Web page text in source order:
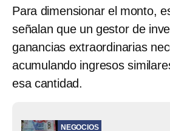
Para dimensionar el monto,
señalan que un gestor de
ganancias extraordinarias
acumulando ingresos
esa cantidad.
NEGOCIOS